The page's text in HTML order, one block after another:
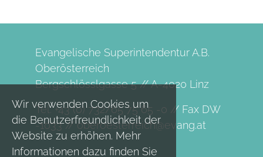
Wir verwenden Cookies um
die Benutzerfreundlichkeit der
Website zu erhöhen. Mehr
Informationen dazu finden Sie
Evangelische Superintendentur A.B.
Oberösterreich
Bergschlösslgasse 5 // A-4020 Linz
Tel. +43 (0) 732/65 75 65 -0 // Fax DW
-1033 //oberoesterreich@evang.at